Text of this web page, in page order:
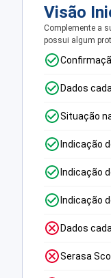
Visão
Complemente a
possui algum
Dados
Situação
Indicação
Indicação
Indicação
Dados
Serasa